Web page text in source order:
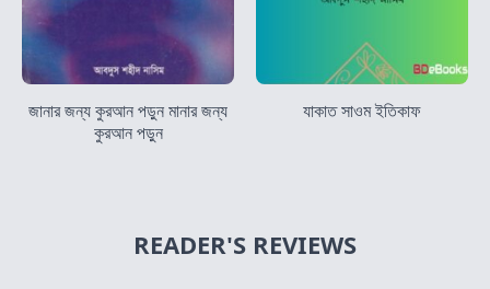
জানার জন্য কুরআন পড়ুন মানার জন্য
কুরআন পড়ুন
যাকাত সাওম ইতিকাফ
READER'S REVIEWS